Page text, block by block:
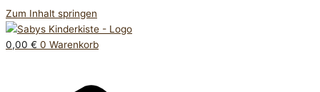
Zum Inhalt springen
0,00 € 0 Warenkorb